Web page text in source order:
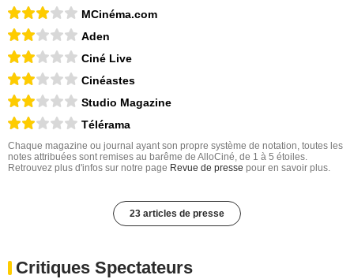
MCinéma.com
Aden
Ciné Live
Cinéastes
Studio Magazine
Télérama
Chaque magazine ou journal ayant son propre système de notation, toutes les
notes attribuées sont remises au barême de AlloCiné, de 1 à 5 étoiles.
Retrouvez plus d'infos sur notre page Revue de presse pour en savoir plus.
23 articles de presse
Critiques Spectateurs